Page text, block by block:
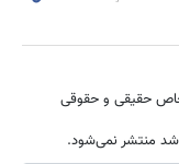
حقیقی و حقوقی
منتشر نمی‌شود.